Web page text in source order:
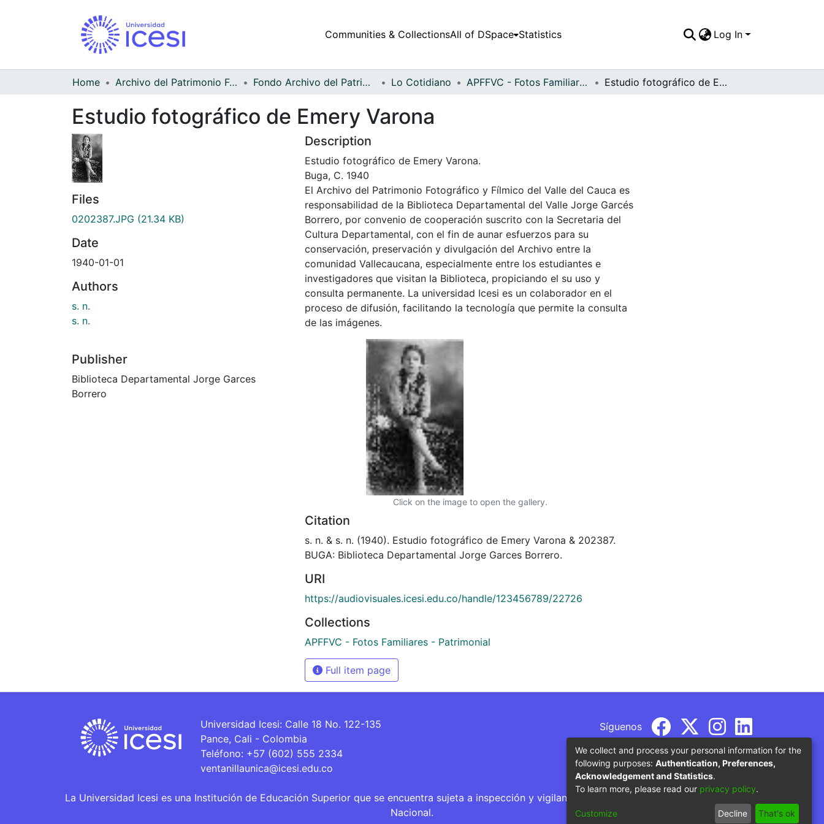
Communities & CollectionsAll of DSpace Statistics Log In
Home Archivo del Patrimonio Fotográfico y Fílmico del Valle del Cauca Fondo Archivo del Patrimonio Fotográfico y Fílmico del Valle del Cauca Lo Cotidiano APFFVC - Fotos Familiares - Patrimonial Estudio fotográfico de Emery Varona
Estudio fotográfico de Emery Varona
Files
0202387.JPG (21.34 KB)
Date
1940-01-01
Authors
s. n.
s. n.
Publisher
Biblioteca Departamental Jorge Garces
Borrero
Description
Estudio fotográfico de Emery Varona.
Buga, C. 1940
El Archivo del Patrimonio Fotográfico y Fílmico del Valle del Cauca es
responsabilidad de la Biblioteca Departamental del Valle Jorge Garcés
Borrero, por convenio de cooperación suscrito con la Secretaria del
Cultura Departamental, con el fin de aunar esfuerzos para su
conservación, preservación y divulgación del Archivo entre la
comunidad Vallecaucana, especialmente entre los estudiantes e
investigadores que visitan la Biblioteca, propiciando el su uso y
consulta permanente. La universidad Icesi es un colaborador en el
proceso de difusión, facilitando la tecnología que permite la consulta
de las imágenes.
Click on the image to open the gallery.
Citation
s. n. & s. n. (1940). Estudio fotográfico de Emery Varona & 202387.
BUGA: Biblioteca Departamental Jorge Garces Borrero.
URI
https://audiovisuales.icesi.edu.co/handle/123456789/22726
Collections
APFFVC - Fotos Familiares - Patrimonial
Full item page
Universidad Icesi: Calle 18 No. 122-135
Pance, Cali - Colombia
Teléfono: +57 (602) 555 2334
ventanillaunica@icesi.edu.co
Síguenos
La Universidad Icesi es una Institución de Educación Superior que se encuentra sujeta a inspección y vigilancia por parte del Ministerio de Educación
Nacional.
We collect and process your personal information for the
following purposes: Authentication, Preferences,
Acknowledgement and Statistics.
To learn more, please read our privacy policy.
Customize Decline That's ok